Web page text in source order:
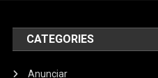
CATEGORIES
Anunciar